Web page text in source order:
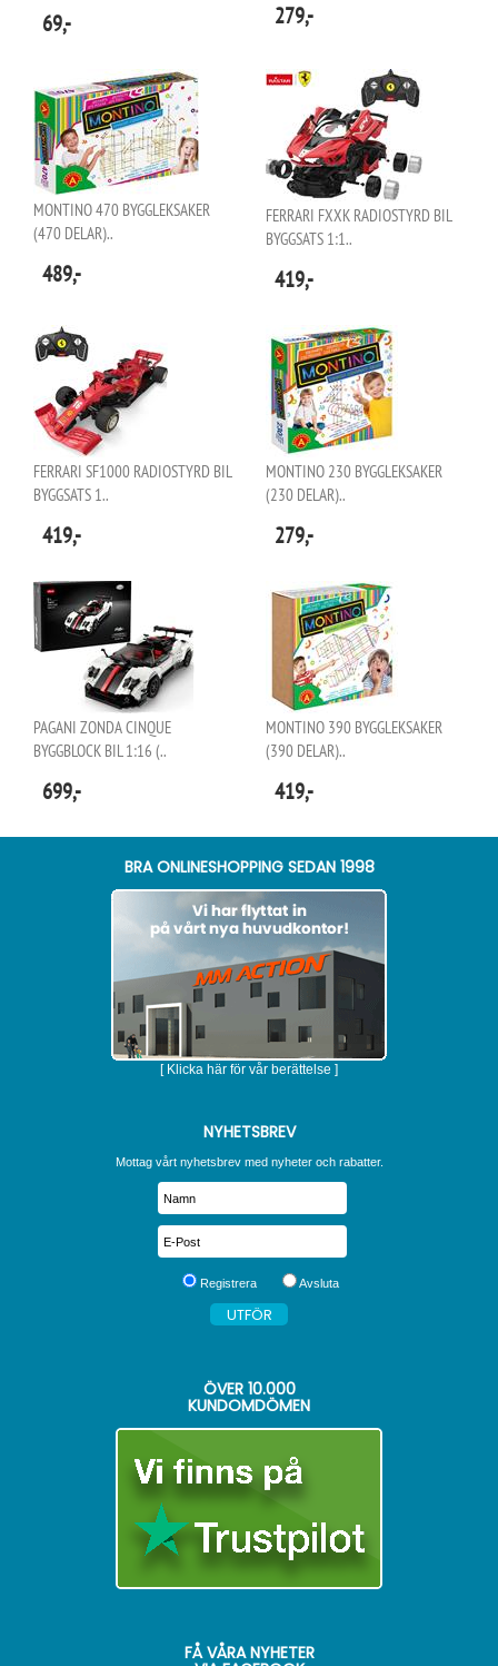
69,- 279,-
MONTINO 470 BYGGLEKSAKER
(470 DELAR)..
489,-
FERRARI FXXK RADIOSTYRD BIL
BYGGSATS 1:1..
419,-
FERRARI SF1000 RADIOSTYRD BIL
BYGGSATS 1..
419,-
MONTINO 230 BYGGLEKSAKER
(230 DELAR)..
279,-
PAGANI ZONDA CINQUE
BYGGBLOCK BIL 1:16 (..
699,-
MONTINO 390 BYGGLEKSAKER
(390 DELAR)..
419,-
BRA ONLINESHOPPING SEDAN 1998
[ Klicka här för vår berättelse ]
NYHETSBREV
Mottag vårt nyhetsbrev med nyheter och rabatter.
Registrera Avsluta
ÖVER 10.000
KUNDOMDÖMEN
FÅ VÅRA NYHETER